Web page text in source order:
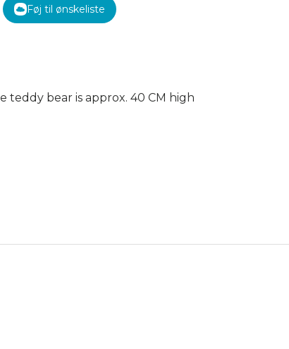
Føj til ønskeliste
teddy bear is approx. 40 CM high